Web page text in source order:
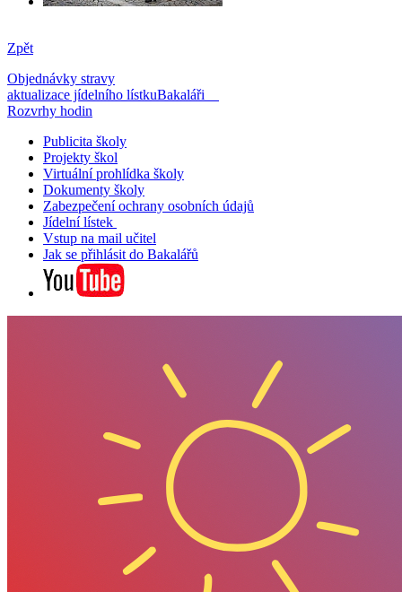
Zpět
Objednávky stravy
aktualizace jídelního lístkuBakaláři
Rozvrhy hodin
Publicita školy
Projekty škol
Virtuální prohlídka školy
Dokumenty školy
Zabezpečení ochrany osobních údajů
Jídelní lístek
Vstup na mail učitel
Jak se přihlásit do Bakalářů